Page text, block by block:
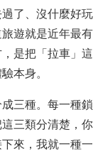
了、沒什麼好玩
遊就是近年最有
是把「拉車」這
本身。
三種。每一種鎖
三類分清楚，你
來，我就一種一